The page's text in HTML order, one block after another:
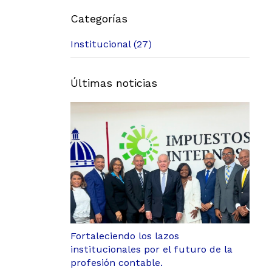
Categorías
Institucional (27)
Últimas noticias
Fortaleciendo los lazos
institucionales por el futuro de la
profesión contable.